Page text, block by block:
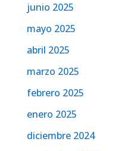
junio 2025
mayo 2025
abril 2025
marzo 2025
febrero 2025
enero 2025
diciembre 2024